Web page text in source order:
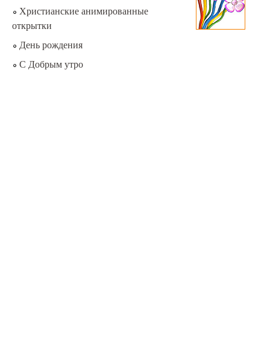
Христианские анимированные
открытки
День рождения
С Добрым утро